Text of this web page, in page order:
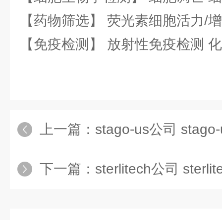
【药物筛选】 荧光素细胞活力/
【免疫检测】 放射性免疫检测
上一篇： stago-us公司
下一篇： sterlitech公司